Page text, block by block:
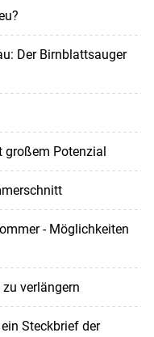
Der Birnblattsauger
großem Potenzial
- Möglichkeiten
verlängern
Steckbrief der